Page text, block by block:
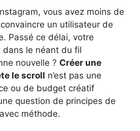
vous avez moins de
un utilisateur de
Passé ce délai, votre
le néant du fil
nouvelle ? Créer une
le scroll n’est pas une
ou de budget créatif
question de principes de
méthode.